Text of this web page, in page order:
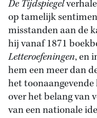
De Tijdspiegel
op tamelijk
misstanden aan de
hij vanaf 1871
Letteroefeningen, en
hem een meer dan
het
over het belang van
van een nationale